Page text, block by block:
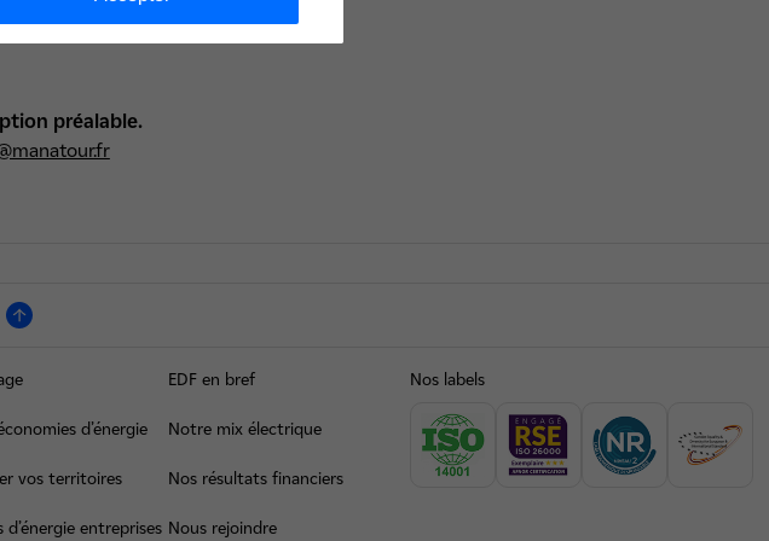
préalable.
d’énergie
vos territoires
d’énergie entreprises
EDF en bref
Notre mix électrique
Nos résultats financiers
Nous rejoindre
Nos labels